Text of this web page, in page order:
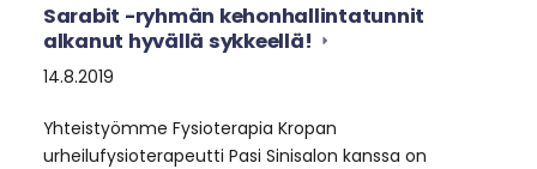
Sarabit -ryhmän kehonhallintatunnit
alkanut hyvällä sykkeellä!
14.8.2019
Yhteistyömme Fysioterapia Kropan
urheilufysioterapeutti Pasi Sinisalon kanssa on